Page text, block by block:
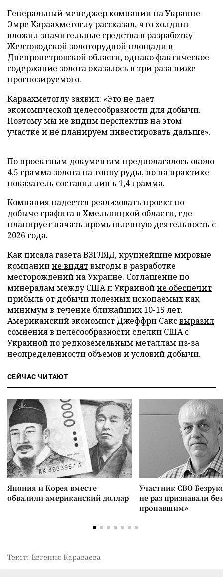
Генеральный менеджер компании на Украине
Эмре Караахметоглу рассказал, что холдинг
вложил значительные средства в разработку
Желтоводской золоторудной площади в
Днепропетровской области, однако фактическое
содержание золота оказалось в три раза ниже
прогнозируемого.
Караахметоглу заявил: «Это не дает
экономической целесообразности для добычи.
Поэтому мы не видим перспектив на этом
участке и не планируем инвестировать дальше».
По проектным документам предполагалось около
4,5 грамма золота на тонну руды, но на практике
показатель составил лишь 1,4 грамма.
Компания надеется реализовать проект по
добыче графита в Хмельницкой области, где
планирует начать промышленную деятельность с
2026 года.
Как писала газета ВЗГЛЯД, крупнейшие мировые
компаниине видятвыгоды в разработке
месторождений на Украине. Соглашение по
минералам между США и Украинойне обеспечит
прибыль от добычи полезных ископаемых как
минимум в течение ближайших 10-15 лет.
Американский экономист Джеффри Саксвыразил
сомнения в целесообразности сделки США с
Украиной по редкоземельным металлам из-за
неопределенности объемов и условий добычи.
СЕЙЧАС ЧИТАЮТ
Япония и Корея вместе
обвалили американский доллар
Участник СВО
не раз признавали
пропавшим»
Текст: Евгения Караваева